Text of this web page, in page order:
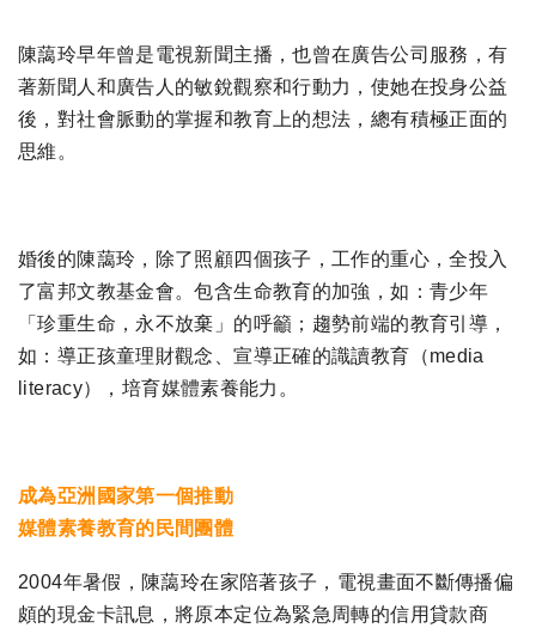
陳藹玲早年曾是電視新聞主播，也曾在廣告公司服務，有
著新聞人和廣告人的敏銳觀察和行動力，使她在投身公益
後，對社會脈動的掌握和教育上的想法，總有積極正面的
思維。
婚後的陳藹玲，除了照顧四個孩子，工作的重心，全投入
了富邦文教基金會。包含生命教育的加強，如：青少年
「珍重生命，永不放棄」的呼籲；趨勢前端的教育引導，
如：導正孩童理財觀念、宣導正確的識讀教育（media
literacy），培育媒體素養能力。
成為亞洲國家第一個推動
媒體素養教育的民間團體
2004年暑假，陳藹玲在家陪著孩子，電視畫面不斷傳播偏
頗的現金卡訊息，將原本定位為緊急周轉的信用貸款商